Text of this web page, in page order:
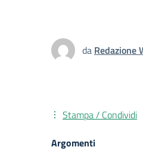
da Redazione
Stampa / Condividi
Argomenti